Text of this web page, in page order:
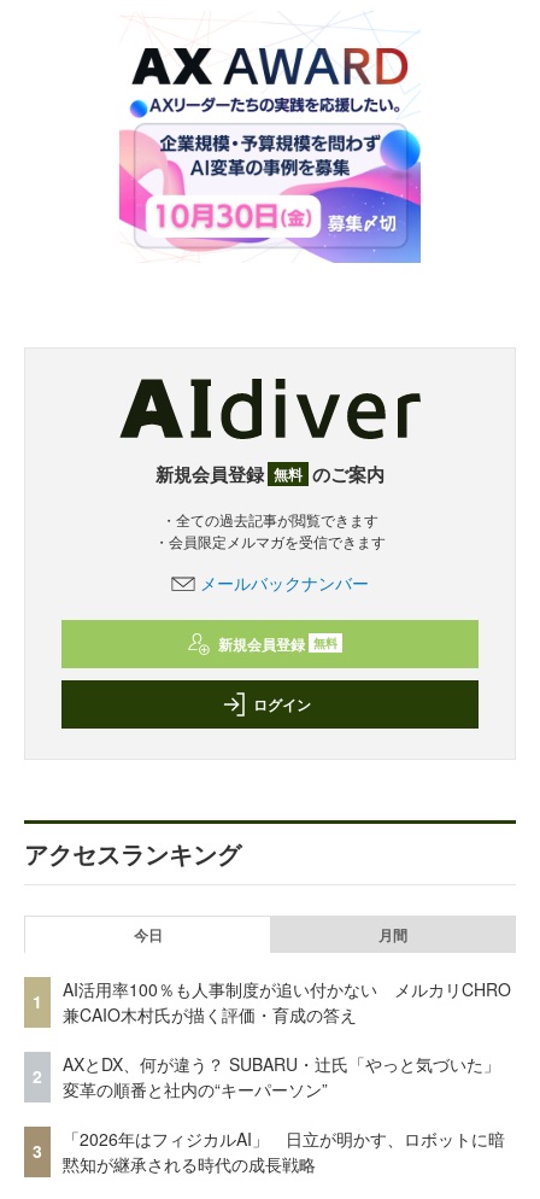
新規会員登録 無料 のご案内
・全ての過去記事が閲覧できます
・会員限定メルマガを受信できます
メールバックナンバー
新規会員登録 無料
ログイン
アクセスランキング
今日 月間
1
AI活用率100％も人事制度が追い付かない メルカリCHRO
兼CAIO木村氏が描く評価・育成の答え
2
AXとDX、何が違う？ SUBARU・辻氏「やっと気づいた」
変革の順番と社内の“キーパーソン”
3
「2026年はフィジカルAI」 日立が明かす、ロボットに暗
黙知が継承される時代の成長戦略